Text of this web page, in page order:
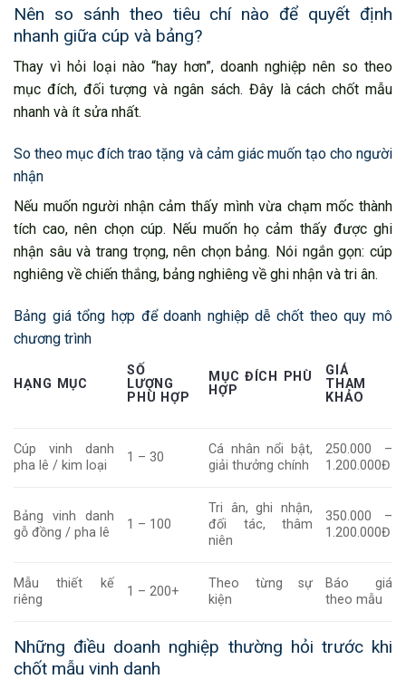
Nên so sánh theo tiêu chí nào để quyết định
nhanh giữa cúp và bảng?
Thay vì hỏi loại nào “hay hơn”, doanh nghiệp nên so theo
mục đích, đối tượng và ngân sách. Đây là cách chốt mẫu
nhanh và ít sửa nhất.
So theo mục đích trao tặng và cảm giác muốn tạo cho người
nhận
Nếu muốn người nhận cảm thấy mình vừa chạm mốc thành
tích cao, nên chọn cúp. Nếu muốn họ cảm thấy được ghi
nhận sâu và trang trọng, nên chọn bảng. Nói ngắn gọn: cúp
nghiêng về chiến thắng, bảng nghiêng về ghi nhận và tri ân.
Bảng giá tổng hợp để doanh nghiệp dễ chốt theo quy mô
chương trình
HẠNG MỤC
SỐ
LƯỢNG
PHÙ HỢP
MỤC ĐÍCH PHÙ
HỢP
GIÁ
THAM
KHẢO
Cúp vinh danh
pha lê / kim loại
1 – 30
Cá nhân nổi bật,
giải thưởng chính
250.000 –
1.200.000Đ
Bảng vinh danh
gỗ đồng / pha lê
1 – 100
Tri ân, ghi nhận,
đối tác, thâm
niên
350.000 –
1.200.000Đ
Mẫu thiết kế
riêng
1 – 200+
Theo từng sự
kiện
Báo giá
theo mẫu
Những điều doanh nghiệp thường hỏi trước khi
chốt mẫu vinh danh